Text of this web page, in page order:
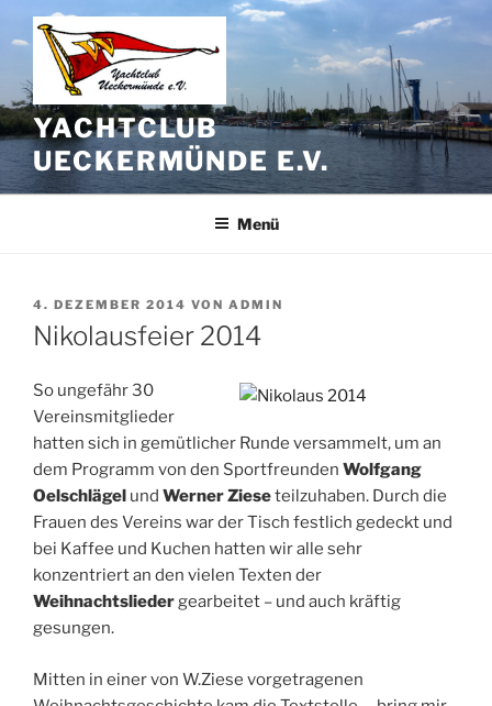
Zum
Inhalt
springen
YACHTCLUB
UECKERMÜNDE E.V.
Menü
VERÖFFENTLICHT
AM
4. DEZEMBER 2014 VON ADMIN
Nikolausfeier 2014
So ungefähr 30
Vereinsmitglieder
hatten sich in gemütlicher Runde versammelt, um an
dem Programm von den Sportfreunden Wolfgang
Oelschlägel und Werner Zieseteilzuhaben. Durch die
Frauen des Vereins war der Tisch festlich gedeckt und
bei Kaffee und Kuchen hatten wir alle sehr
konzentriert an den vielen Texten der
Weihnachtsliedergearbeitet – und auch kräftig
gesungen.
Mitten in einer von W.Ziese vorgetragenen